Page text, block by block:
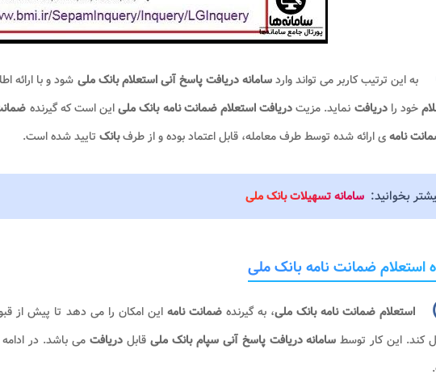
به این ترتیب کاربر می تواند واردسامانه دریافت پاسخ آنی استعلام بانک ملی شود و با ارائه
خود رادریافت نماید. مزیتدریافت استعلام ضمانت نامه بانک ملیاین است که گیرنده
نامهی ارائه شده توسط طرف معامله، قابل اعتماد بوده و از طرفبانک تایید شده است.
بخوانید: سامانه تسهیلات بانک ملی
استعلام ضمانت نامه بانک ملی
استعلام ضمانت نامه بانک ملی، به گیرندهضمانت نامهاین امکان را می دهد تا پیش از
کند. این کار توسط سامانه دریافت پاسخ آنی سپام بانک ملیقابل دریافت می باشد. در ادامه